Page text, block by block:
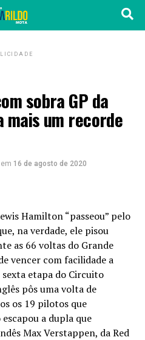
sobra GP da
mais um recorde
em 16 de agosto de 2020
Hamilton “passeou” pelo
na verdade, ele pisou
as 66 voltas do Grande
vencer com facilidade a
etapa do Circuito
pôs uma volta de
os 19 pilotos que
a dupla que
Max Verstappen, da Red